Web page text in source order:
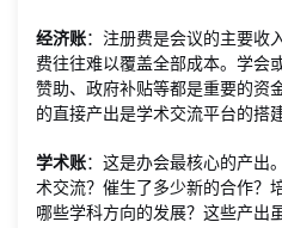
经济账：注册费是会议的主要收
费往往难以覆盖全部成本。学会
赞助、政府补贴等都是重要的资
的直接产出是学术交流平台的搭
学术账：这是办会最核心的产出
术交流？催生了多少新的合作？
哪些学科方向的发展？这些产出